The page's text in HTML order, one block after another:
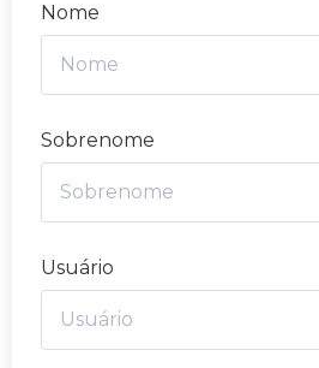
Nome
Sobrenome
Usuário